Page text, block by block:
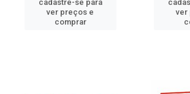
cadastre-se para
ver preços e
comprar
ver